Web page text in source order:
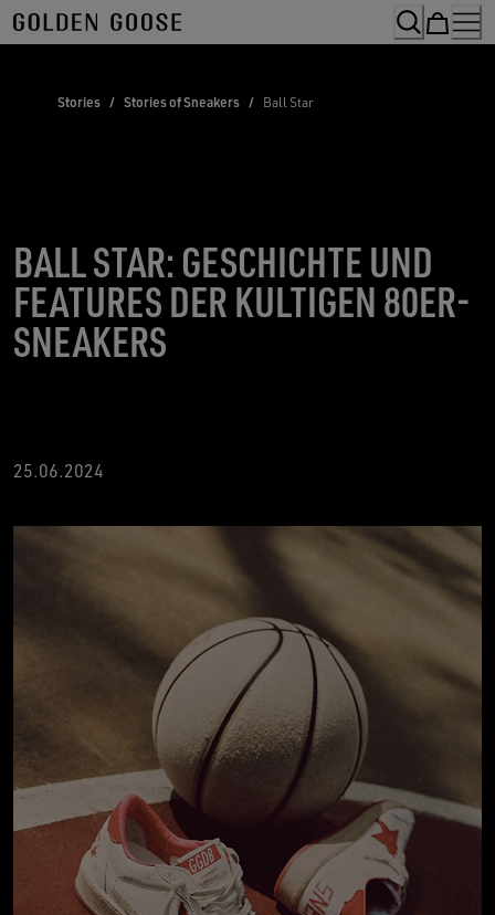
Skip
to
Stories / Stories of Sneakers / Ball Star
BALL STAR: GESCHICHTE UND
FEATURES DER KULTIGEN 80ER-
SNEAKERS
25.06.2024